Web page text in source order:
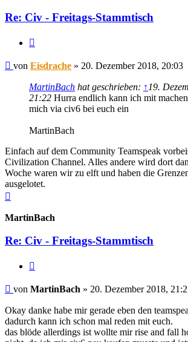
Re: Civ - Freitags-Stammtisch
Beitrag
von Eisdrache » 20. Dezember 2018, 20:03
MartinBach hat geschrieben: ↑ 19.
21:22 Hurra endlich kann ich mit
mich via civ6 bei euch ein
MartinBach
Einfach auf dem Community Teamspeak
Civilization Channel. Alles andere wird dort
Woche waren wir zu elft und haben die
ausgelotet.
MartinBach
Re: Civ - Freitags-Stammtisch
Beitrag
von MartinBach » 20. Dezember 2018,
Okay danke habe mir gerade eben den
dadurch kann ich schon mal reden mit euch.
das blöde allerdings ist wollte mir rise and fall